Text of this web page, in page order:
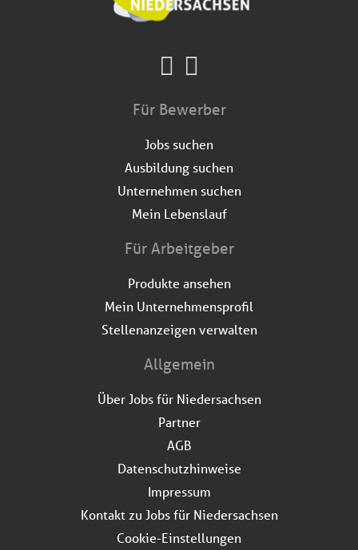
Für Bewerber
Jobs suchen
Ausbildung suchen
Unternehmen suchen
Mein Lebenslauf
Für Arbeitgeber
Produkte ansehen
Mein Unternehmensprofil
Stellenanzeigen verwalten
Allgemein
Über Jobs für Niedersachsen
Partner
AGB
Datenschutzhinweise
Impressum
Kontakt zu Jobs für Niedersachsen
Cookie-Einstellungen